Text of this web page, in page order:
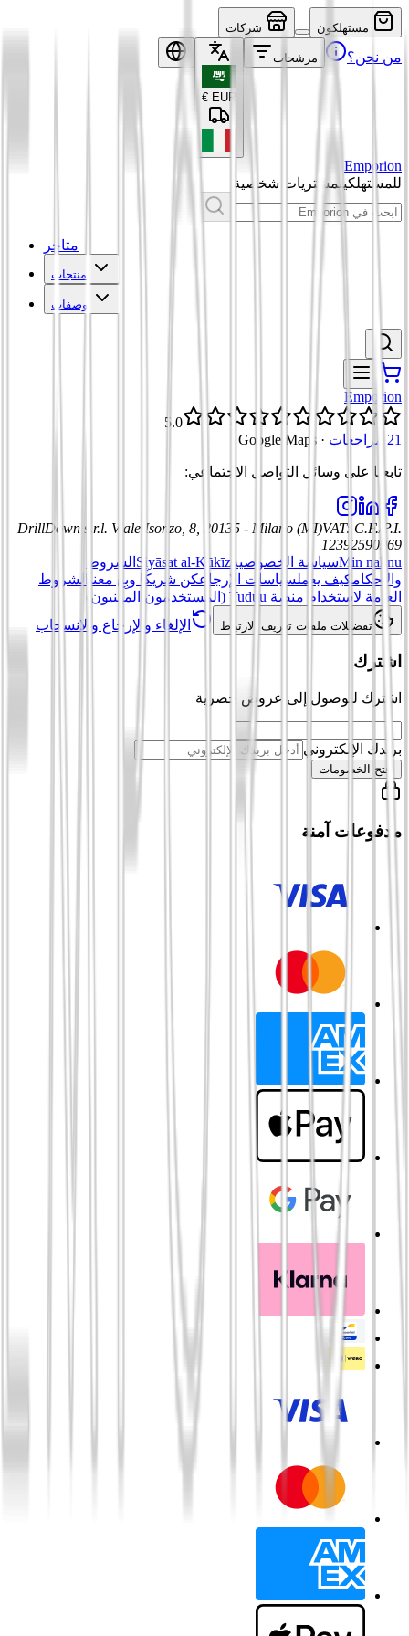
مستهلكون شركات
من نحن؟ مرشحات
EUR
€
Emporion
للمستهلكينمشتريات شخصية
متاجر
منتجات
وصفات
Emporion
5.0
21 مراجعات
·
Google Maps
تابعنا على وسائل التواصل الاجتماعي:
DrillDown s.r.l. Viale Isonzo, 8, 20135 - Milano (MI)VAT: C.F./P.I.
12392590969
Min nahnuسياسة الخصوصية Siyāsat al-Kūkīz الشروط
والأحكامكيف يعملسياسات الإرجاعكن شريكًا وبِع معنا
الشروط
العامة لاستخدام منصة Tuduu (المستخدمون المهنيون)
تفضيلات ملفات تعريف الارتباط الإلغاء والإرجاع والانسحاب
اشترك
اشترك للوصول إلى عروض حصرية
بريدك الإلكتروني
افتح الخصومات
مدفوعات آمنة